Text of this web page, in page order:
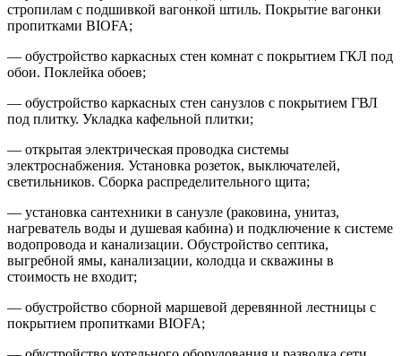
стропилам с подшивкой вагонкой штиль. Покрытие вагонки
пропитками BIOFA;
— обустройство каркасных стен комнат с покрытием ГКЛ под
обои. Поклейка обоев;
— обустройство каркасных стен санузлов с покрытием ГВЛ
под плитку. Укладка кафельной плитки;
— открытая электрическая проводка системы
электроснабжения. Установка розеток, выключателей,
светильников. Сборка распределительного щита;
— установка сантехники в санузле (раковина, унитаз,
нагреватель воды и душевая кабина) и подключение к системе
водопровода и канализации. Обустройство септика,
выгребной ямы, канализации, колодца и скважины в
стоимость не входит;
— обустройство сборной маршевой деревянной лестницы с
покрытием пропитками BIOFA;